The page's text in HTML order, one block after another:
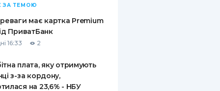
ВІНЬЄТКА
ВІД
ВИПАДКІВ
ПИТАННЯ ТА ВІДПОВІДІ
ПУТІВНИКИ ПО
ЗА ТЕМОЮ
має картка Premium
ПриватБанк
16:33 2
плата, яку отримують
з-за кордону,
на 23,6% - НБУ